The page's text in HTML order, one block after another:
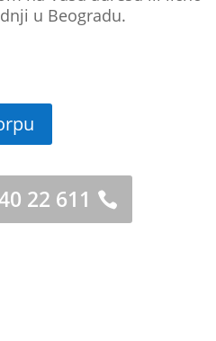
u Beogradu.
22 611